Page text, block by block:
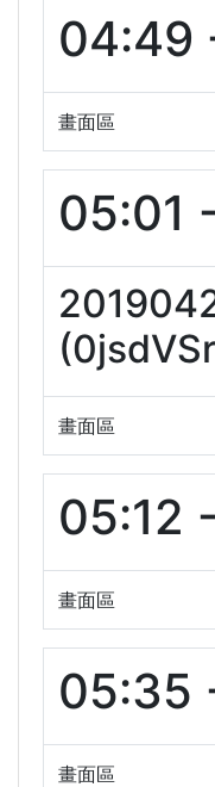
04:49
畫面區
05:01
畫面區
05:12
畫面區
05:35
畫面區